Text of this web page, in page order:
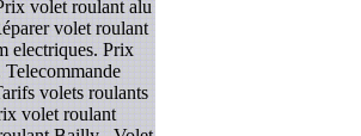
volet roulant alu
volet roulant
electriques. Prix
volets roulants
volet roulant